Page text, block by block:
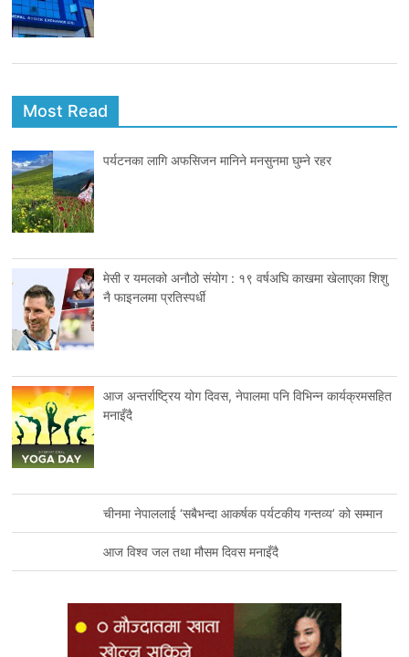
Most Read
पर्यटनका लागि अफसिजन मानिने मनसुनमा घुम्ने रहर
मेसी र यमलको अनौठो संयोग : १९ वर्षअघि काखमा खेलाएका शिशु
नै फाइनलमा प्रतिस्पर्धी
आज अन्तर्राष्ट्रिय योग दिवस, नेपालमा पनि विभिन्न कार्यक्रमसहित
मनाइँदै
चीनमा नेपाललाई ‘सबैभन्दा आकर्षक पर्यटकीय गन्तव्य’ को सम्मान
आज विश्व जल तथा मौसम दिवस मनाइँदै